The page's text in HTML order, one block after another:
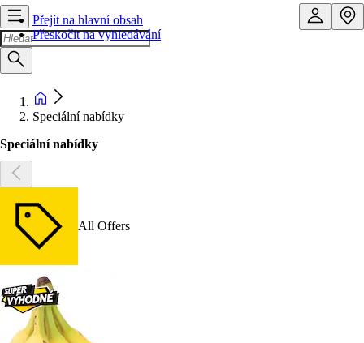
Přejít na hlavní obsah
Přeskočit na vyhledávání
Speciální nabídky
Speciální nabídky
All Offers